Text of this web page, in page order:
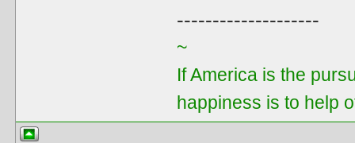
--------------------
~
If America is the
happiness is to help